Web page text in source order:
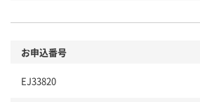
お申込番号
EJ33820